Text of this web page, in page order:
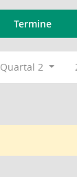
Termine
Quartal 2